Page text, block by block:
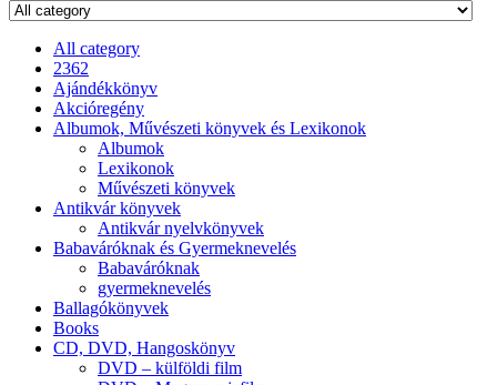
All category
2362
Ajándékkönyv
Akcióregény
Albumok, Művészeti könyvek és Lexikonok
Albumok
Lexikonok
Művészeti könyvek
Antikvár könyvek
Antikvár nyelvkönyvek
Babaváróknak és Gyermeknevelés
Babaváróknak
gyermeknevelés
Ballagókönyvek
Books
CD, DVD, Hangoskönyv
DVD – külföldi film